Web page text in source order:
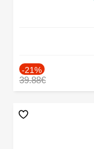
-21%
39.88€